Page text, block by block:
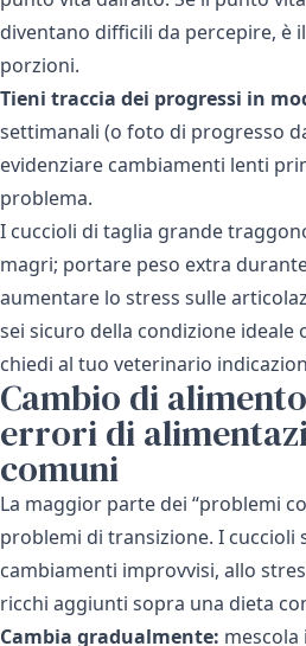
diventano difficili da percepire, è
porzioni.
Tieni traccia dei progressi in
settimanali (o foto di progresso
evidenziare cambiamenti lenti
problema.
I cuccioli di taglia grande
magri; portare peso extra
aumentare lo stress sulle
sei sicuro della condizione ideale
chiedi al tuo veterinario
Cambio di
errori di
comuni
La maggior parte dei “problemi
problemi di transizione. I cuccioli
cambiamenti improvvisi, allo
ricchi aggiunti sopra una dieta
Cambia gradualmente: